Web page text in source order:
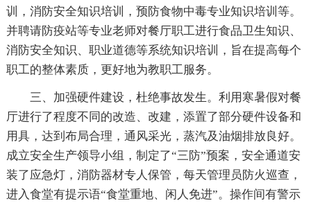
训，消防安全知识培训，预防食物中毒专业知识培训等。
并聘请防疫站等专业老师对餐厅职工进行食品卫生知识、
消防安全知识、职业道德等系统知识培训，旨在提高每个
职工的整体素质，更好地为教职工服务。
三、加强硬件建设，杜绝事故发生。利用寒暑假对餐
厅进行了程度不同的改造、改建，添置了部分硬件设备和
用具，达到布局合理，通风采光，蒸汽及油烟排放良好。
成立安全生产领导小组，制定了“三防”预案，安全通道安
装了应急灯，消防器材专人保管，每天管理员防火巡查，
进入食堂有提示语“食堂重地、闲人免进”。操作间有警示